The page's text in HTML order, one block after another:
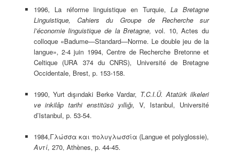
1996, La réforme linguistique en Turquie,La Bretagne
Linguistique, Cahiers du Groupe de Recherche sur
l’économie linguistique de la Bretagne, vol. 10, Actes du
colloque «Badume—Standard—Norme. Le double jeu de la
langue», 2-4 juin 1994, Centre de Recherche Bretonne et
Celtique (URA 374 du CNRS), Université de Bretagne
Occidentale, Brest, p. 153-158.
1990, Yurt dışındaki Berke Vardar, T.C.I.Ü. Atatürk ilkeleri
ve inkilâp tarihi enstitüsü yıllığı,V, Istanbul, Université
d’Istanbul, p. 53-54.
1984,Γλώσσα και πολυγλωσσία (Langue et polyglossie),
Αντί, 270, Athènes, p. 44-45.